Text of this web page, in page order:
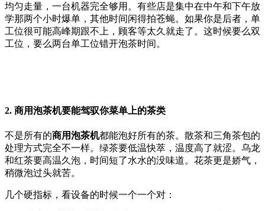
均匀走量，一台机器完全够用。有些店是集中在中午和下午放
学那两个小时爆单，其他时间闲得拍苍蝇。如果你是后者，单
工位很可能高峰期跟不上，顾客等太久就走了。这时候要么双
工位，要么两台单工位错开泡茶时间。
2. 商用泡茶机要能驾驭你菜单上的茶类
不是所有的商用泡茶机都能泡好所有的茶。散茶和三角茶包的
处理方式完全不一样。绿茶要低温快萃，温度高了就涩。乌龙
和红茶要高温久泡，时间短了水水的没味道。花茶更是娇气，
稍微泡过头就苦。
几个硬指标，看设备的时候一个一个对：